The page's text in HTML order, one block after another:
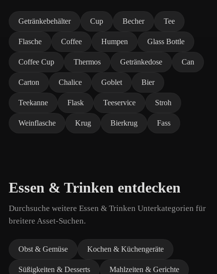
Getränkebehälter Cup Becher Tee
Flasche Coffee Humpen Glass Bottle
Coffee Cup Thermos Getränkedose Can
Carton Chalice Goblet Bier
Teekanne Flask Teeservice Stroh
Weinflasche Krug Bierkrug Fass
Essen & Trinken entdecken
Durchsuche weitere Essen & Trinken Unterkategorien für
breitere Asset-Suchen.
Obst & Gemüse Kochen & Küchengeräte
Süßigkeiten & Desserts Mahlzeiten & Gerichte